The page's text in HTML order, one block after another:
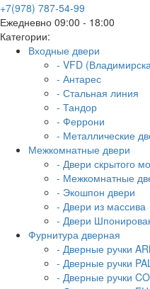
+7(978) 787-54-99
Ежедневно 09:00 - 18:00
Категории:
Входные двери
- VFD
- Антарес
- Стальная линия
- Тандор
- Феррони
- Металлические
Межкомнатные двери
- Двери скрытого
- Межкомнатные
- Экошпон двери
- Двери из массива
- Двери
Фурнитура дверная
- Дверные ручки
- Дверные ручки
- Дверные ручки